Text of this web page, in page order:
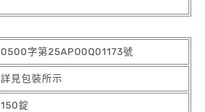
0500字第25APO0Q01173號
詳見包裝所示
150錠